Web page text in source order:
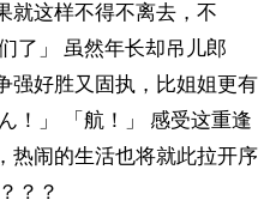
就这样不得不离去，不
了」 虽然年长却吊儿郎
强好胜又固执，比姐姐更有
！」 「航！」 感受这重逢
热闹的生活也将就此拉开序
？？